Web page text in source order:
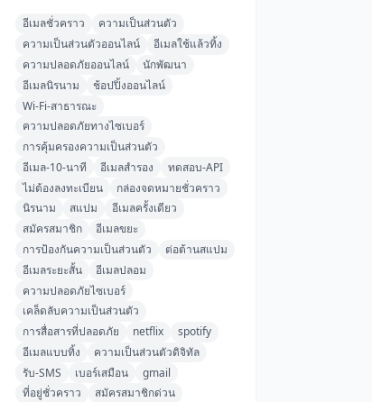
อีเมลชั่วคราว
ความเป็นส่วนตัว
ความเป็นส่วนตัวออนไลน์
อีเมลใช้แล้วทิ้ง
ความปลอดภัยออนไลน์
นักพัฒนา
อีเมลนิรนาม
ช้อปปิ้งออนไลน์
Wi-Fi-สาธารณะ
ความปลอดภัยทางไซเบอร์
การคุ้มครองความเป็นส่วนตัว
อีเมล-10-นาที
อีเมลสำรอง
ทดสอบ-API
ไม่ต้องลงทะเบียน
กล่องจดหมายชั่วคราว
นิรนาม
สแปม
อีเมลครั้งเดียว
สมัครสมาชิก
อีเมลขยะ
การป้องกันความเป็นส่วนตัว
ต่อต้านสแปม
อีเมลระยะสั้น
อีเมลปลอม
ความปลอดภัยไซเบอร์
เคล็ดลับความเป็นส่วนตัว
การสื่อสารที่ปลอดภัย
netflix
spotify
อีเมลแบบทิ้ง
ความเป็นส่วนตัวดิจิทัล
รับ-SMS
เบอร์เสมือน
gmail
ที่อยู่ชั่วคราว
สมัครสมาชิกด่วน